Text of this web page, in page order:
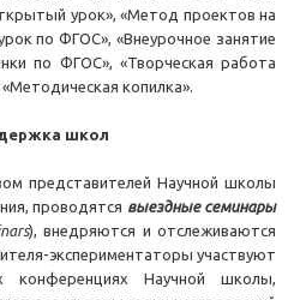
урок», «Метод проектов на
по ФГОС», «Внеурочное занятие
по ФГОС», «Творческая работа
копилка».
школ
представителей Научной школы
проводятся выездные семинары
), внедряются и отслеживаются
экспериментаторы участвуют
Научной школы,